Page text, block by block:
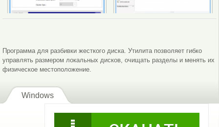
Программа для разбивки жесткого диска. Утилита позволяет гибко
управлять размером локальных дисков, очищать разделы и менять их
физическое местоположение.
Windows